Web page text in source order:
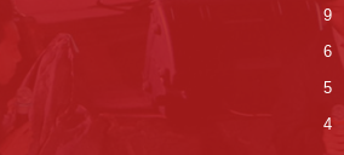
9
6
5
4